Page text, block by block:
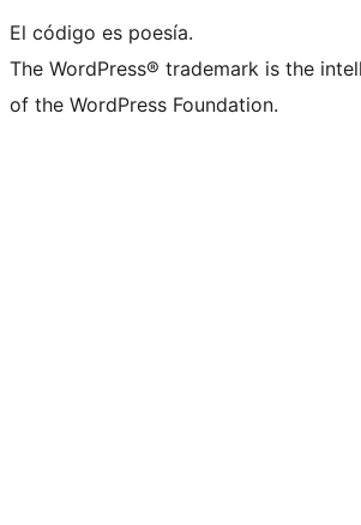
El código es poesía.
The WordPress® trademark is the
of the WordPress Foundation.